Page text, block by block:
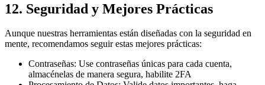
12. Seguridad y Mejores Prácticas
Aunque nuestras herramientas están diseñadas con la seguridad en
mente, recomendamos seguir estas mejores prácticas:
Contraseñas: Use contraseñas únicas para cada cuenta,
almacénelas de manera segura, habilite 2FA